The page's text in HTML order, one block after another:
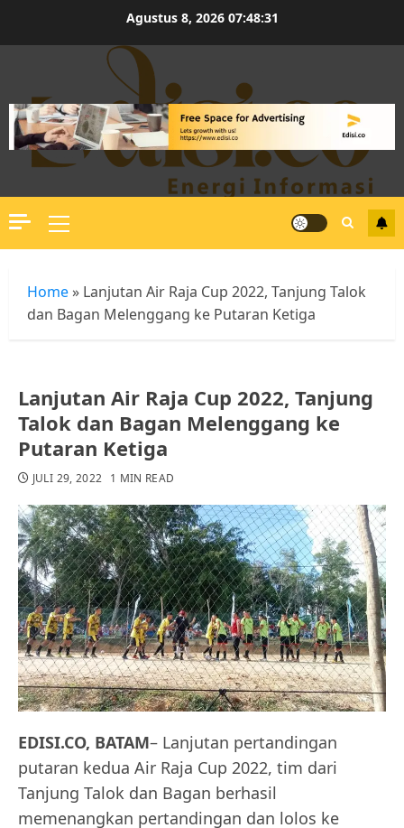
Agustus 8, 2026 07:48:32
Primary
Menu
Home » Lanjutan Air Raja Cup 2022, Tanjung Talok
dan Bagan Melenggang ke Putaran Ketiga
Lanjutan Air Raja Cup 2022, Tanjung
Talok dan Bagan Melenggang ke
Putaran Ketiga
JULI 29, 2022 1 MIN READ
EDISI.CO, BATAM– Lanjutan pertandingan
putaran kedua Air Raja Cup 2022, tim dari
Tanjung Talok dan Bagan berhasil
memenangkan pertandingan dan lolos ke